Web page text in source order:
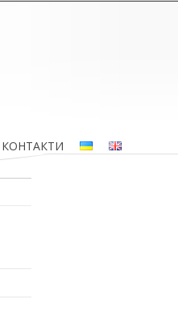
КОНТАКТИ